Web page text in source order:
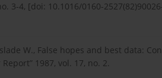
3-4, [doi: 10.1016/0160-
W., False hopes and best data:
1987, vol. 17, no. 2.